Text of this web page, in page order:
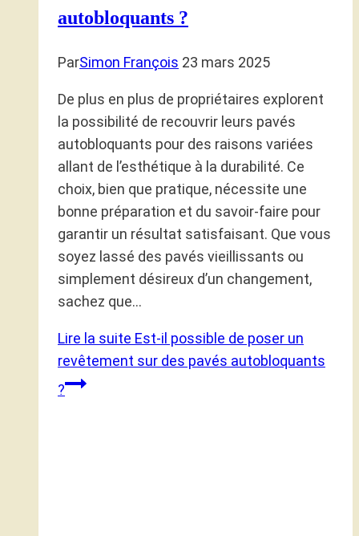
autobloquants ?
ParSimon François 23 mars 2025
De plus en plus de propriétaires explorent
la possibilité de recouvrir leurs pavés
autobloquants pour des raisons variées
allant de l’esthétique à la durabilité. Ce
choix, bien que pratique, nécessite une
bonne préparation et du savoir-faire pour
garantir un résultat satisfaisant. Que vous
soyez lassé des pavés vieillissants ou
simplement désireux d’un changement,
sachez que…
Lire la suite Est-il possible de poser un
revêtement sur des pavés autobloquants
?